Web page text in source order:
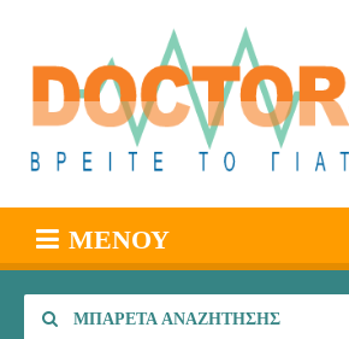
ΜΕΝΟΎ
ΜΠΑΡΈΤΑ ΑΝΑΖΉΤΗΣΗΣ